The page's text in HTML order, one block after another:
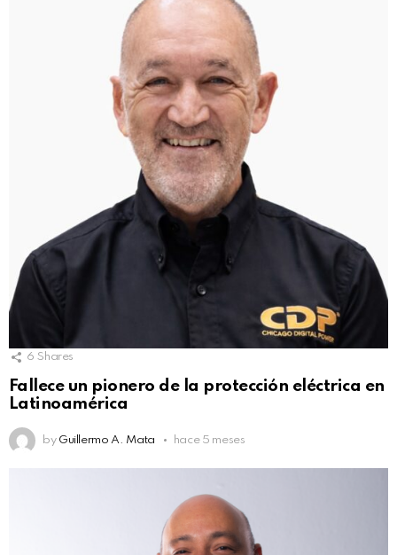
6 Shares
Fallece un pionero de la protección eléctrica en
Latinoamérica
by Guillermo A. Mata hace 5 meses